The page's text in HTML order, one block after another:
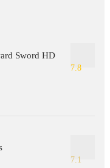
Sword HD
7.8
7.1